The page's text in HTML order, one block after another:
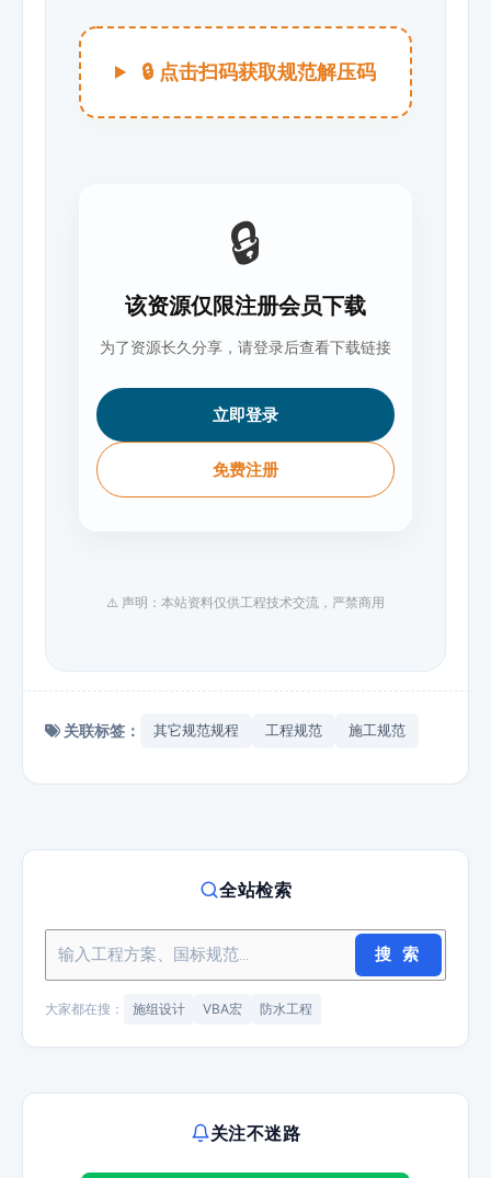
🔒 点击扫码获取规范解压码
🔒
该资源仅限注册会员下载
为了资源长久分享，请登录后查看下载链接
立即登录
免费注册
⚠️ 声明：本站资料仅供工程技术交流，严禁商用
关联标签： 其它规范规程 工程规范 施工规范
全站检索
搜 索
大家都在搜： 施组设计 VBA宏 防水工程
关注不迷路